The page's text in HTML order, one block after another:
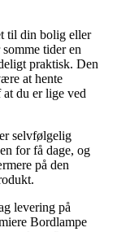
til din bolig eller
tider en
praktisk. Den
at hente
du er lige ved
selvfølgelig
for få dage, og
på den
levering på
Bordlampe